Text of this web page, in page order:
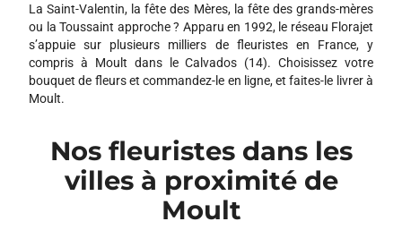
La Saint-Valentin, la fête des Mères, la fête des grands-mères
ou la Toussaint approche ? Apparu en 1992, le réseau Florajet
s’appuie sur plusieurs milliers de fleuristes en France, y
compris à Moult dans le Calvados (14). Choisissez votre
bouquet de fleurs et commandez-le en ligne, et faites-le livrer à
Moult.
Nos fleuristes dans les
villes à proximité de
Moult